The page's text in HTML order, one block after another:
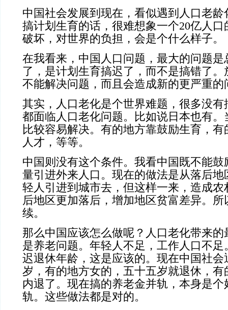
中国社会发展到现在，看似遇到人口老
搞计划生育的话，很难想象一个20亿人口
破坏，对世界的负担，会是个什么样子。
在我看来，中国人口问题，最大的问题
了，是计划生育搞迟了，而不是搞错了
不能解决问题，而且会造成新的更严重的
其实，人口老化是个世界难题，很多没
都面临人口老化问题。比如说日本也有
比较容易解决。有的地方靠鼓励生育，
人才，等等。
中国则没有这个条件。我看中国既不能
量引进外来人口。现在的做法是从落后
轻人引进到城市去，但这样一来，造成
后地区更加落后，增加地区贫富差异。
续。
那么中国应该怎么做呢？人口老化带来
是养老问题。年轻人不足，工作人口不
迟退休年龄，这是应该的。现在中国社会
岁，有的地方女的，五十五岁就退休，
内退了。现在搞的养老金并轨，本身是个
轨。这些做法都是对的。